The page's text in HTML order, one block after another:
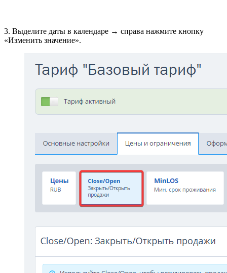
3. Выделите даты в календаре → справа нажмите кнопку
«Изменить значение».